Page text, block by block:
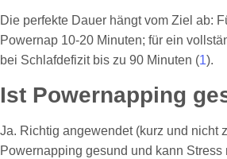
Die perfekte Dauer hängt vom Ziel ab:
Powernap 10-20 Minuten; für ein
bei Schlafdefizit bis zu 90 Minuten (1).
Ist Powernapping
Ja. Richtig angewendet (kurz und nicht
Powernapping gesund und kann Stress